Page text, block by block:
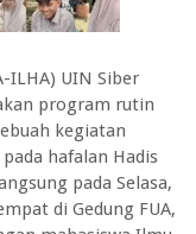
ILHA) UIN Siber
program rutin
kegiatan
hafalan Hadis
pada Selasa,
di Gedung FUA,